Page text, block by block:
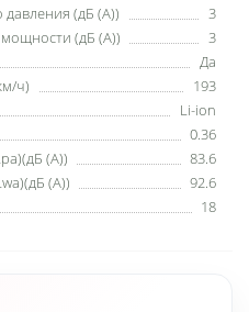
давления (дБ (А))
3
(дБ (А))
3
Да
ч)
193
Li-ion
0.36
(А))
83.6
(А))
92.6
18